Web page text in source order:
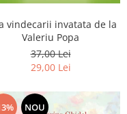
vindecarii invatata de la
Valeriu Popa
37,00 Lei
29,00 Lei
NOU